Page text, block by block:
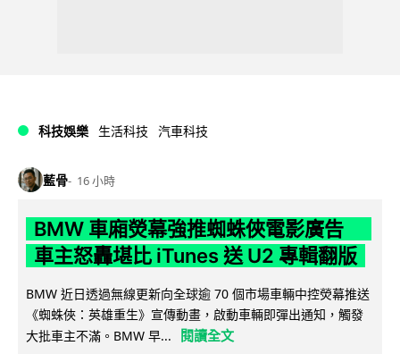
科技娛樂 生活科技 汽車科技
藍骨 16 小時
BMW 車廂熒幕強推蜘蛛俠電影廣告
車主怒轟堪比 iTunes 送 U2 專輯翻版
BMW 近日透過無線更新向全球逾 70 個市場車輛中控熒幕推送
《蜘蛛俠：英雄重生》宣傳動畫，啟動車輛即彈出通知，觸發
大批車主不滿。BMW 早...
閱讀全文